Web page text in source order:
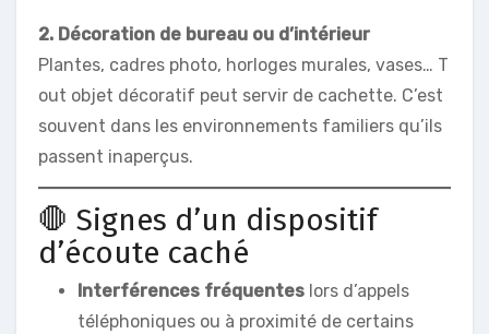
2. Décoration de bureau ou d’intérieur
Plantes, cadres photo, horloges murales, vases… T
out objet décoratif peut servir de cachette. C’est
souvent dans les environnements familiers qu’ils
passent inaperçus.
🛑 Signes d’un dispositif
d’écoute caché
Interférences fréquentes lors d’appels
téléphoniques ou à proximité de certains